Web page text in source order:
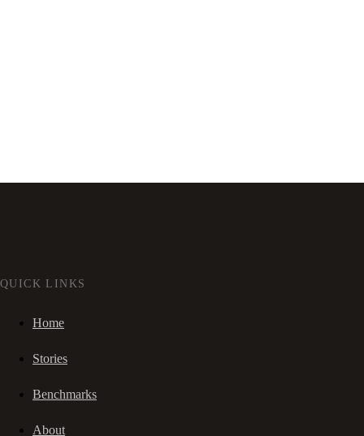
QUICK LINKS
Home
Stories
Benchmarks
About